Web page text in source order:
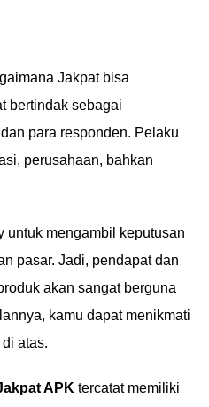
Jakpat bisa
bertindak sebagai
para responden. Pelaku
perusahaan, bahkan
untuk mengambil keputusan
pasar. Jadi, pendapat dan
akan sangat berguna
kamu dapat menikmati
atas.
APK tercatat memiliki